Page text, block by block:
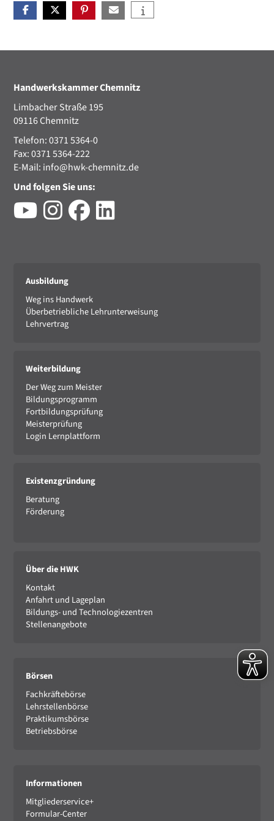
Handwerkskammer Chemnitz
Limbacher Straße 195
09116 Chemnitz
Telefon: 0371 5364-0
Fax: 0371 5364-222
E-Mail: info@hwk-chemnitz.de
Und folgen Sie uns:
Ausbildung
Weg ins Handwerk
Überbetriebliche Lehrunterweisung
Lehrvertrag
Weiterbildung
Der Weg zum Meister
Bildungsprogramm
Fortbildungsprüfung
Meisterprüfung
Login Lernplattform
Existenzgründung
Beratung
Förderung
Über die HWK
Kontakt
Anfahrt und Lageplan
Bildungs- und Technologiezentren
Stellenangebote
Börsen
Fachkräftebörse
Lehrstellenbörse
Praktikumsbörse
Betriebsbörse
Informationen
Mitgliederservice+
Formular-Center